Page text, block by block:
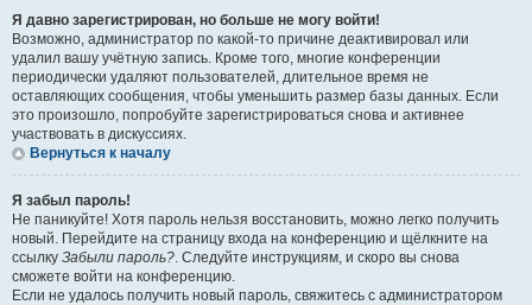
Я давно зарегистрирован, но больше не могу войти!
Возможно, администратор по какой-то причине деактивировал или
удалил вашу учётную запись. Кроме того, многие конференции
периодически удаляют пользователей, длительное время не
оставляющих сообщения, чтобы уменьшить размер базы данных. Если
это произошло, попробуйте зарегистрироваться снова и активнее
участвовать в дискуссиях.
Вернуться к началу
Я забыл пароль!
Не паникуйте! Хотя пароль нельзя восстановить, можно легко получить
новый. Перейдите на страницу входа на конференцию и щёлкните на
ссылку Забыли пароль?. Следуйте инструкциям, и скоро вы снова
сможете войти на конференцию.
Если не удалось получить новый пароль, свяжитесь с администратором